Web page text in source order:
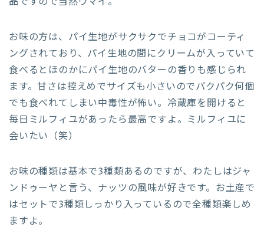
お味の方は、パイ生地がサクサクでチョコがコーティ
ングされており、パイ生地の間にクリームが入っていて
食べるとほのかにパイ生地のバターの香りも感じられ
ます。甘さは控えめでサイズも小さいのでパクパク何個
でも食べれてしまい中毒性が怖い。冷蔵庫を開けると
毎日ミルフィユがあったら最高ですよ。ミルフィユに
会いたい（笑）
お味の種類は基本で3種類あるのですが、わたしはジャ
ンドゥーヤと言う、ナッツの風味が好きです。お土産で
はセットで3種類しっかり入っているので全種類楽しめ
ますよ。